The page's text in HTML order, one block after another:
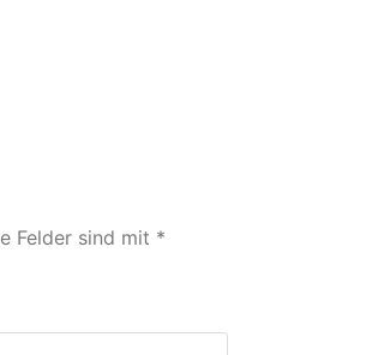
Felder sind mit *